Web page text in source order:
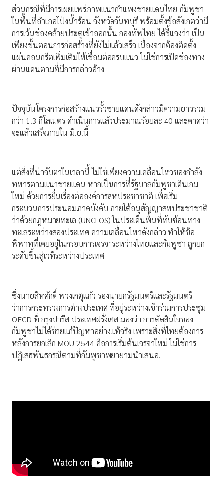
ส่วนกรณีที่มีการเผยแพร่ภาพแนวกำแพงชายแดนไทย-กัมพูชา
ในพื้นที่อำเภอโป่งน้ำร้อน จังหวัดจันทบุรี พร้อมตั้งข้อสังเกตว่ามี
การเว้นช่องคล้ายประตูเข้าออกนั้น กองทัพไทย ได้ชี้แจงว่า เป็น
เพียงขั้นตอนการก่อสร้างที่ยังไม่แล้วเสร็จ เนื่องจากต้องติดตั้ง
แผ่นคอนกรีตเพิ่มเติมให้เชื่อมต่อครบแนว ไม่ใช่การเปิดช่องทาง
ผ่านแดนตามที่มีการกล่าวอ้าง
ปัจจุบันโครงการก่อสร้างแนวรั้วชายแดนดังกล่าวมีความยาวรวม
กว่า 1.3 กิโลเมตร ดำเนินการแล้วประมาณร้อยละ 40 และคาดว่า
จะแล้วเสร็จภายใน มิ.ย.นี้
แต่สิ่งที่น่าจับตาในเวลานี้ ไม่ใช่เพียงความเคลื่อนไหวของกำลัง
ทหารตามแนวชายแดน หากเป็นการที่รัฐบาลกัมพูชาเดินเกม
ใหม่ ด้วยการยื่นเรื่องต่อองค์การสหประชาชาติ เพื่อเริ่ม
กระบวนการประนอมภาคบังคับ ภายใต้อนุสัญญาสหประชาชาติ
ว่าด้วยกฎหมายทะเล (UNCLOS) ในประเด็นพื้นที่ทับซ้อนทาง
ทะเลระหว่างสองประเทศ ความเคลื่อนไหวดังกล่าว ทำให้ข้อ
พิพาทที่เคยอยู่ในกรอบการเจรจาระหว่างไทยและกัมพูชา ถูกยก
ระดับขึ้นสู่เวทีระหว่างประเทศ
ซึ่งนายสีหศักดิ์ พวงเกตุแก้ว รองนายกรัฐมนตรีและรัฐมนตรี
ว่าการกระทรวงการต่างประเทศ ที่อยู่ระหว่างเข้าร่วมการประชุม
OECD ที่ กรุงปารีส ประเทศฝรั่งเศส มองว่า การตัดสินใจของ
กัมพูชาไม่ได้ช่วยแก้ปัญหาอย่างแท้จริง เพราะสิ่งที่ไทยต้องการ
หลังการยกเลิก MOU 2544 คือการเริ่มต้นเจรจาใหม่ ไม่ใช่การ
ปฏิเสธพันธกรณีตามที่กัมพูชาพยายามนำเสนอ.